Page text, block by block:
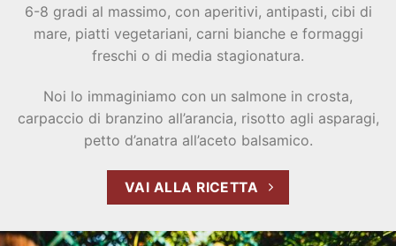
6-8 gradi al massimo, con aperitivi, antipasti, cibi di
mare, piatti vegetariani, carni bianche e formaggi
freschi o di media stagionatura.
Noi lo immaginiamo con un salmone in crosta,
carpaccio di branzino all’arancia, risotto agli asparagi,
petto d’anatra all’aceto balsamico.
VAI ALLA RICETTA